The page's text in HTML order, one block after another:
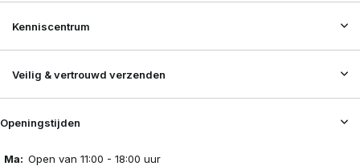
Kenniscentrum
Veilig & vertrouwd verzenden
Openingstijden
Ma: Open van 11:00 - 18:00 uur